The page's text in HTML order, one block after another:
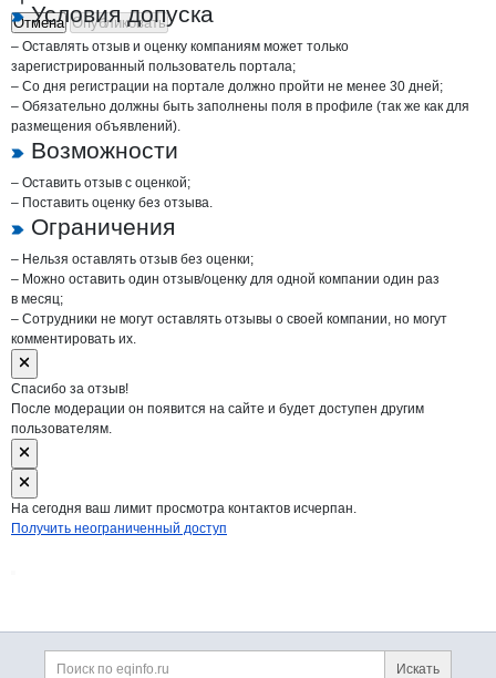
Отмена Опубликовать
Условия допуска
– Оставлять отзыв и оценку компаниям может только
зарегистрированный пользователь портала;
– Со дня регистрации на портале должно пройти не менее 30 дней;
– Обязательно должны быть заполнены поля в профиле (так же как для
размещения объявлений).
Возможности
– Оставить отзыв с оценкой;
– Поставить оценку без отзыва.
Ограничения
– Нельзя оставлять отзыв без оценки;
– Можно оставить один отзыв/оценку для одной компании один раз
в месяц;
– Сотрудники не могут оставлять отзывы о своей компании, но могут
комментировать их.
Спасибо за отзыв!
После модерации он появится на сайте и будет доступен другим
пользователям.
На сегодня ваш лимит просмотра контактов исчерпан.
Получить неограниченный доступ
Дополнительная информация
Поиск по сайту и
Искать